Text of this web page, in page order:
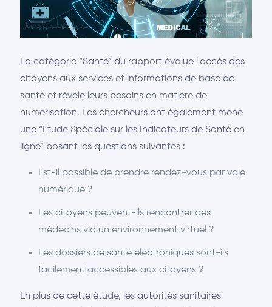
La catégorie “Santé” du rapport évalue l'accès des
citoyens aux services et informations de base de
santé et révèle leurs besoins en matière de
numérisation. Les chercheurs ont également mené
une “Etude Spéciale sur les Indicateurs de Santé en
ligne” posant les questions suivantes :
Est-il possible de prendre rendez-vous par voie
numérique ?
Les citoyens peuvent-ils rencontrer des
médecins via un environnement virtuel ?
Les dossiers de santé électroniques sont-ils
facilement accessibles aux citoyens ?
En plus de cette étude, les autorités sanitaires